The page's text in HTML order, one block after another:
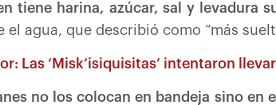
tiene harina, azúcar, sal y levadura
el agua, que describió como “más
Las ‘Misk’isiquisitas’ intentaron
no los colocan en bandeja sino en